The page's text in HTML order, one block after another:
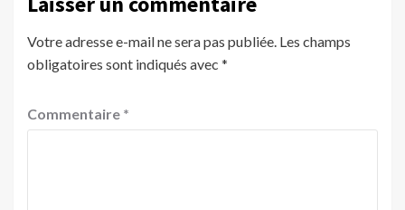
Votre adresse e-mail ne sera pas publiée. Les champs
obligatoires sont indiqués avec *
Commentaire *